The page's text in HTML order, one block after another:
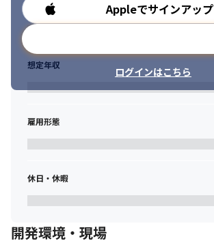
Appleでサインアップ
ログインはこちら
勤務時間
想定年収
雇用形態
休日・休暇
開発環境・現場